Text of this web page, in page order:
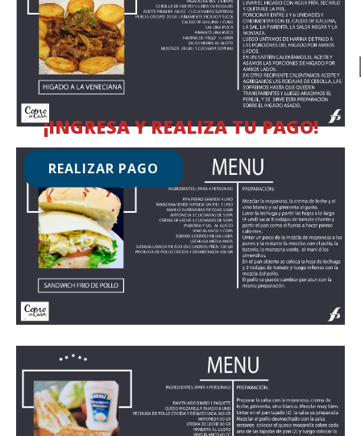
¡INGRESA Y REALIZA TU PAGO!
REALIZAR PAGO